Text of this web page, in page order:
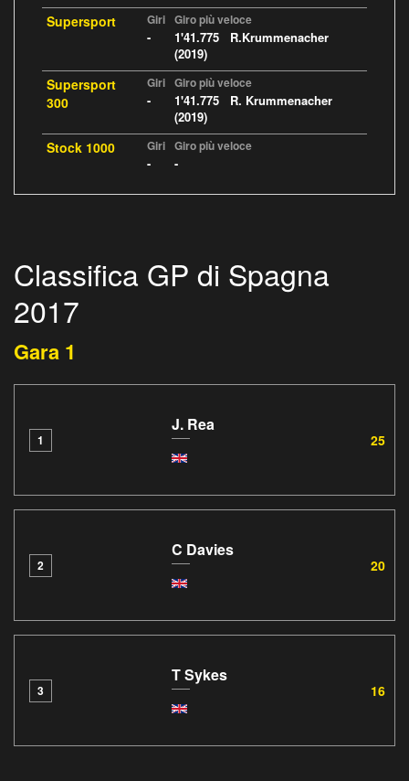
Supersport Giri
-
Giro più veloce
1'41.775 R.Krummenacher
(2019)
Supersport
300
Giri
-
Giro più veloce
1'41.775 R. Krummenacher
(2019)
Stock 1000 Giri
-
Giro più veloce
-
Classifica GP di Spagna
2017
Gara 1
1
J. Rea
25
2
C Davies
20
3
T Sykes
16